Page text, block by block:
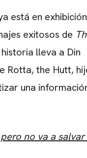
está en
exitosos de
lleva a Din
Rotta, the Hutt,
una
no va a salvar